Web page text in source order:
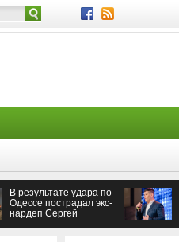
В результате удара по
Одессе пострадал экс-
нардеп Сергей